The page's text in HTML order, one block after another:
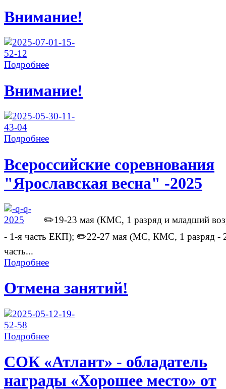
Внимание!
Подробнее
Внимание!
Подробнее
Всероссийские соревнования
"Ярославская весна" -2025
✏️19-23 мая (КМС, 1 разряд и младший
- 1-я часть ЕКП); ✏️22-27 мая (МС, КМС, 1 разряд -
часть...
Подробнее
Отмена занятий!
Подробнее
СОК «Атлант» - обладатель
награды «Хорошее место» от